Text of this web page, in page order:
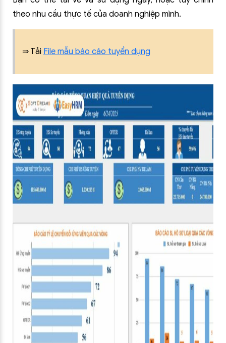
theo nhu cầu thực tế của doanh nghiệp mình.
⇒ Tải File mẫu báo cáo tuyển dụng